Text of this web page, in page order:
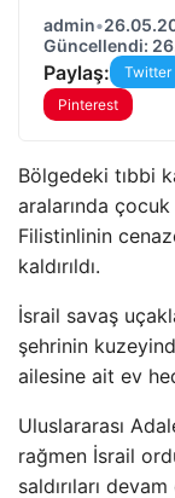
admin•
Güncellendi:
Paylaş: Twitter
Pinterest
Bölgedeki tıbbi
aralarında
Filistinlinin
kaldırıldı.
İsrail savaş
şehrinin
ailesine ait ev
Uluslararası
rağmen İsrail
saldırıları